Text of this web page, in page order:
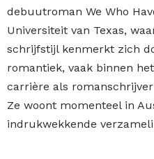
debuutroman We Who
Universiteit van Texas,
schrijfstijl kenmerkt zich
romantiek, vaak binnen
carrière als
Ze woont momenteel in
indrukwekkende